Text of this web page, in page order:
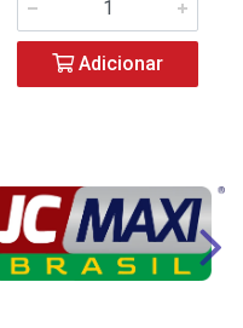
Adicionar